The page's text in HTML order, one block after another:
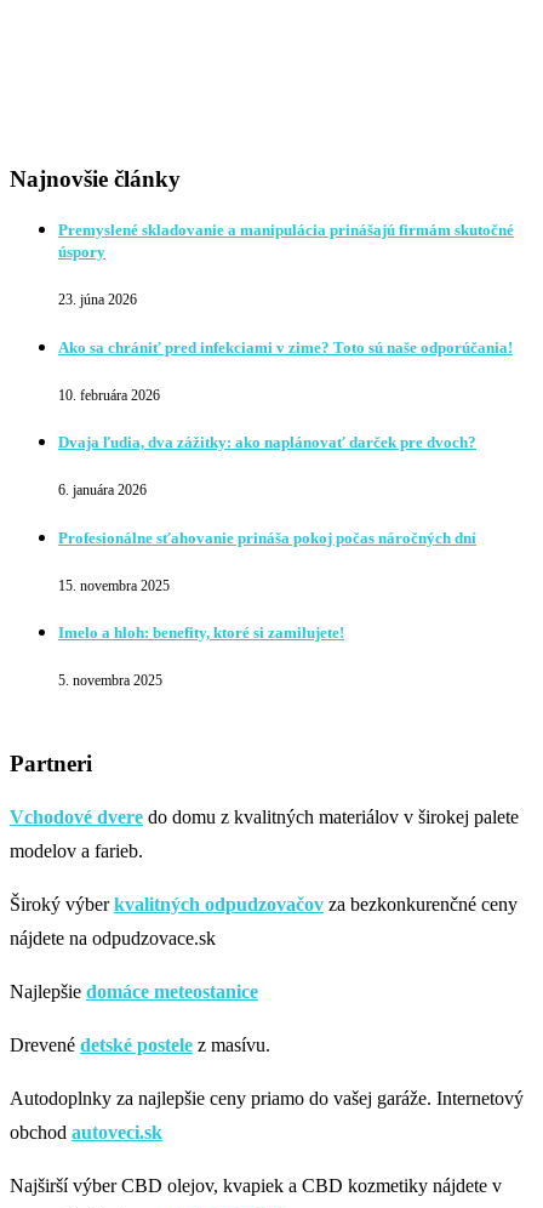
Najnovšie články
Premyslené skladovanie a manipulácia prinášajú firmám skutočné
úspory
23. júna 2026
Ako sa chrániť pred infekciami v zime? Toto sú naše odporúčania!
10. februára 2026
Dvaja ľudia, dva zážitky: ako naplánovať darček pre dvoch?
6. januára 2026
Profesionálne sťahovanie prináša pokoj počas náročných dní
15. novembra 2025
Imelo a hloh: benefity, ktoré si zamilujete!
5. novembra 2025
Partneri
Vchodové dvere do domu z kvalitných materiálov v širokej palete
modelov a farieb.
Široký výberkvalitných odpudzovačov za bezkonkurenčné ceny
nájdete na odpudzovace.sk
Najlepšie domáce meteostanice
Drevené detské postele z masívu.
Autodoplnky za najlepšie ceny priamo do vašej garáže. Internetový
obchod autoveci.sk
Najširší výber CBD olejov, kvapiek a CBD kozmetiky nájdete v